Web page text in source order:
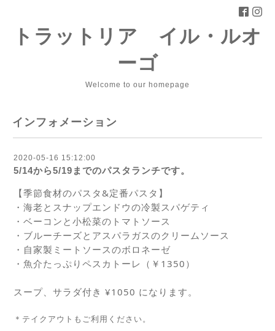
トラットリア イル・ルオ
ーゴ
Welcome to our homepage
インフォメーション
2020-05-16 15:12:00
5/14から5/19までのパスタランチです。
【季節食材のパスタ&定番パスタ】
・海老とスナップエンドウの冷製スパゲティ
・ベーコンと小松菜のトマトソース
・ブルーチーズとアスパラガスのクリームソース
・自家製ミートソースのボロネーゼ
・魚介たっぷりペスカトーレ（￥1350）
スープ、サラダ付き ¥1050 になります。
＊テイクアウトもご利用ください。